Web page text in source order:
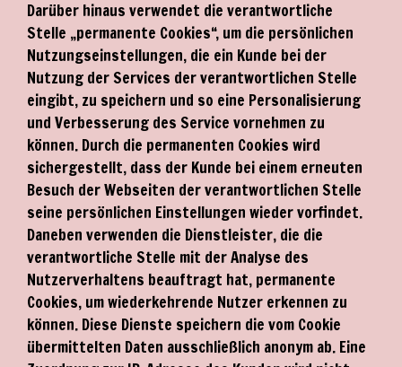
Darüber hinaus verwendet die verantwortliche
Stelle „permanente Cookies“, um die persönlichen
Nutzungseinstellungen, die ein Kunde bei der
Nutzung der Services der verantwortlichen Stelle
eingibt, zu speichern und so eine Personalisierung
und Verbesserung des Service vornehmen zu
können. Durch die permanenten Cookies wird
sichergestellt, dass der Kunde bei einem erneuten
Besuch der Webseiten der verantwortlichen Stelle
seine persönlichen Einstellungen wieder vorfindet.
Daneben verwenden die Dienstleister, die die
verantwortliche Stelle mit der Analyse des
Nutzerverhaltens beauftragt hat, permanente
Cookies, um wiederkehrende Nutzer erkennen zu
können. Diese Dienste speichern die vom Cookie
übermittelten Daten ausschließlich anonym ab. Eine